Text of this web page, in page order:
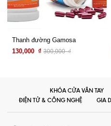
Thanh đường Gamosa
130,000 ₫ 300,000 ₫
KHÓA CỬA VÂN TAY
ĐIỆN TỬ & CÔNG NGHỆ
GIA